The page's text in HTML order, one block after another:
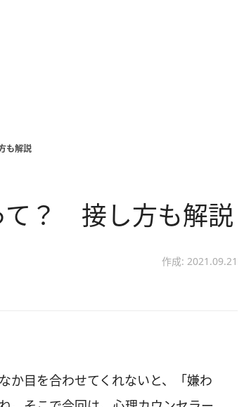
も解説
て？ 接し方も解説
作成: 2021.09.21
か目を合わせてくれないと、「嫌わ